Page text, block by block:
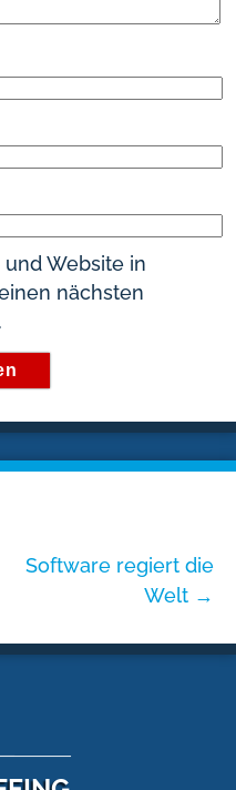
Website in
nächsten
Software regiert die
Welt →